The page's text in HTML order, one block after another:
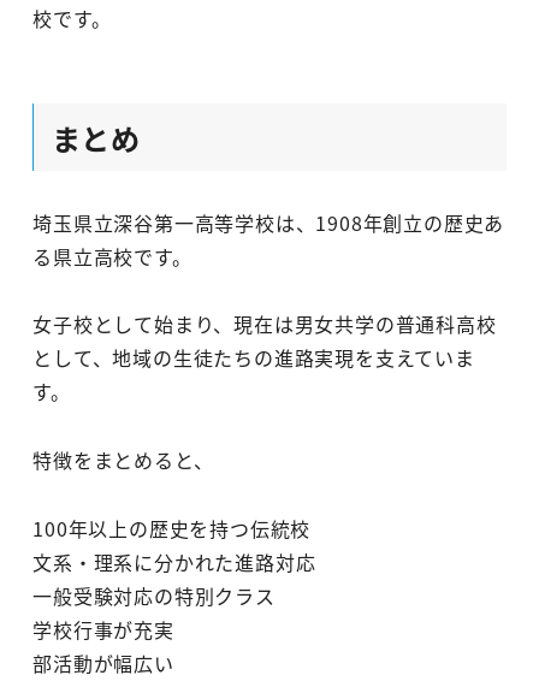
校です。
まとめ
埼玉県立深谷第一高等学校は、1908年創立の歴史あ
る県立高校です。
女子校として始まり、現在は男女共学の普通科高校
として、地域の生徒たちの進路実現を支えていま
す。
特徴をまとめると、
100年以上の歴史を持つ伝統校
文系・理系に分かれた進路対応
一般受験対応の特別クラス
学校行事が充実
部活動が幅広い